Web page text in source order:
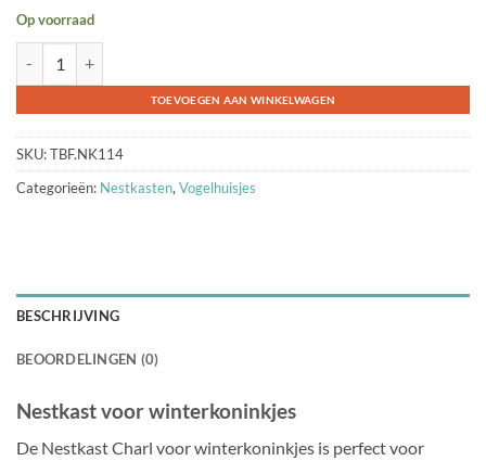
Op voorraad
TOEVOEGEN AAN WINKELWAGEN
SKU:TBF.NK114
Categorieën: Nestkasten, Vogelhuisjes
BESCHRIJVING
BEOORDELINGEN (0)
Nestkast voor winterkoninkjes
De Nestkast Charl voor winterkoninkjes is perfect voor